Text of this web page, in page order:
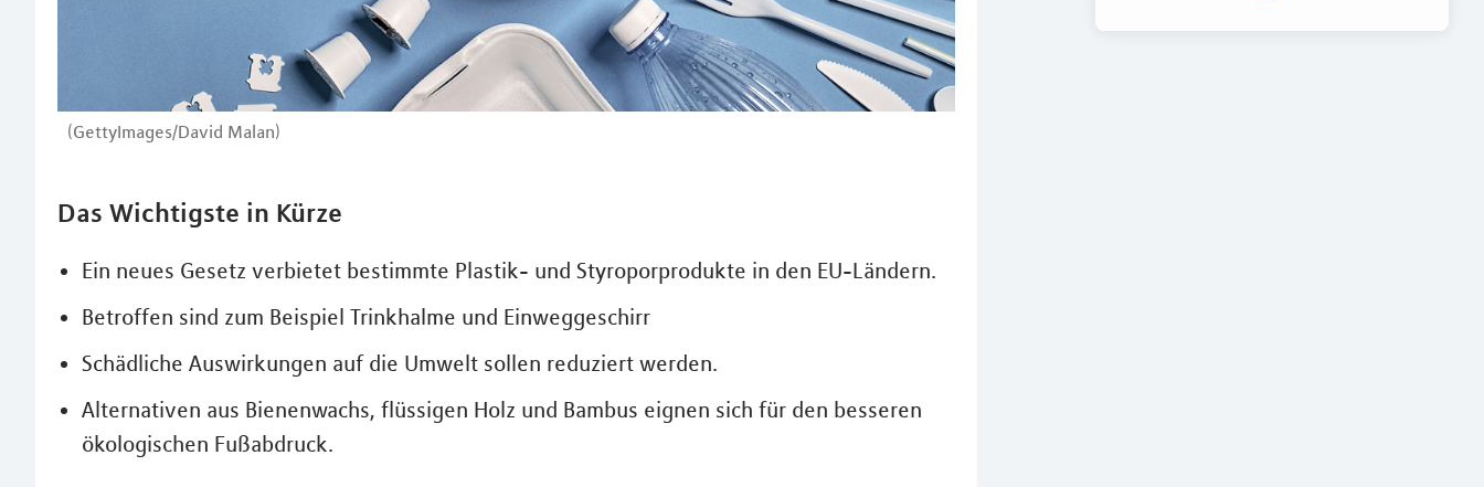
(GettyImages/David Malan)
Das Wichtigste in Kürze
Ein neues Gesetz verbietet bestimmte Plastik- und Styroporprodukte in den EU-Ländern.
Betroffen sind zum Beispiel Trinkhalme und Einweggeschirr
Schädliche Auswirkungen auf die Umwelt sollen reduziert werden.
Alternativen aus Bienenwachs, flüssigen Holz und Bambus eignen sich für den besseren
ökologischen Fußabdruck.